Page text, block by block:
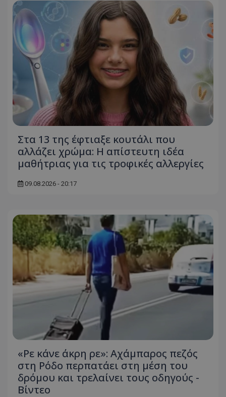
Στα 13 της έφτιαξε κουτάλι που
αλλάζει χρώμα: Η απίστευτη ιδέα
μαθήτριας για τις τροφικές αλλεργίες
09.08.2026 - 20:17
«Ρε κάνε άκρη ρε»: Αχάμπαρος πεζός
στη Ρόδο περπατάει στη μέση του
δρόμου και τρελαίνει τους οδηγούς -
Βίντεο
τον
ποιες
έχουν
_ga_J7RS52TMNC
.tothemaonline.com
1 χρόνος 1
μήνας
Αυτό
από
του